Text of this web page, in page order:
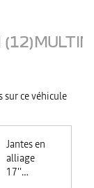
(12)
sur ce véhicule
Jantes en
alliage
17''